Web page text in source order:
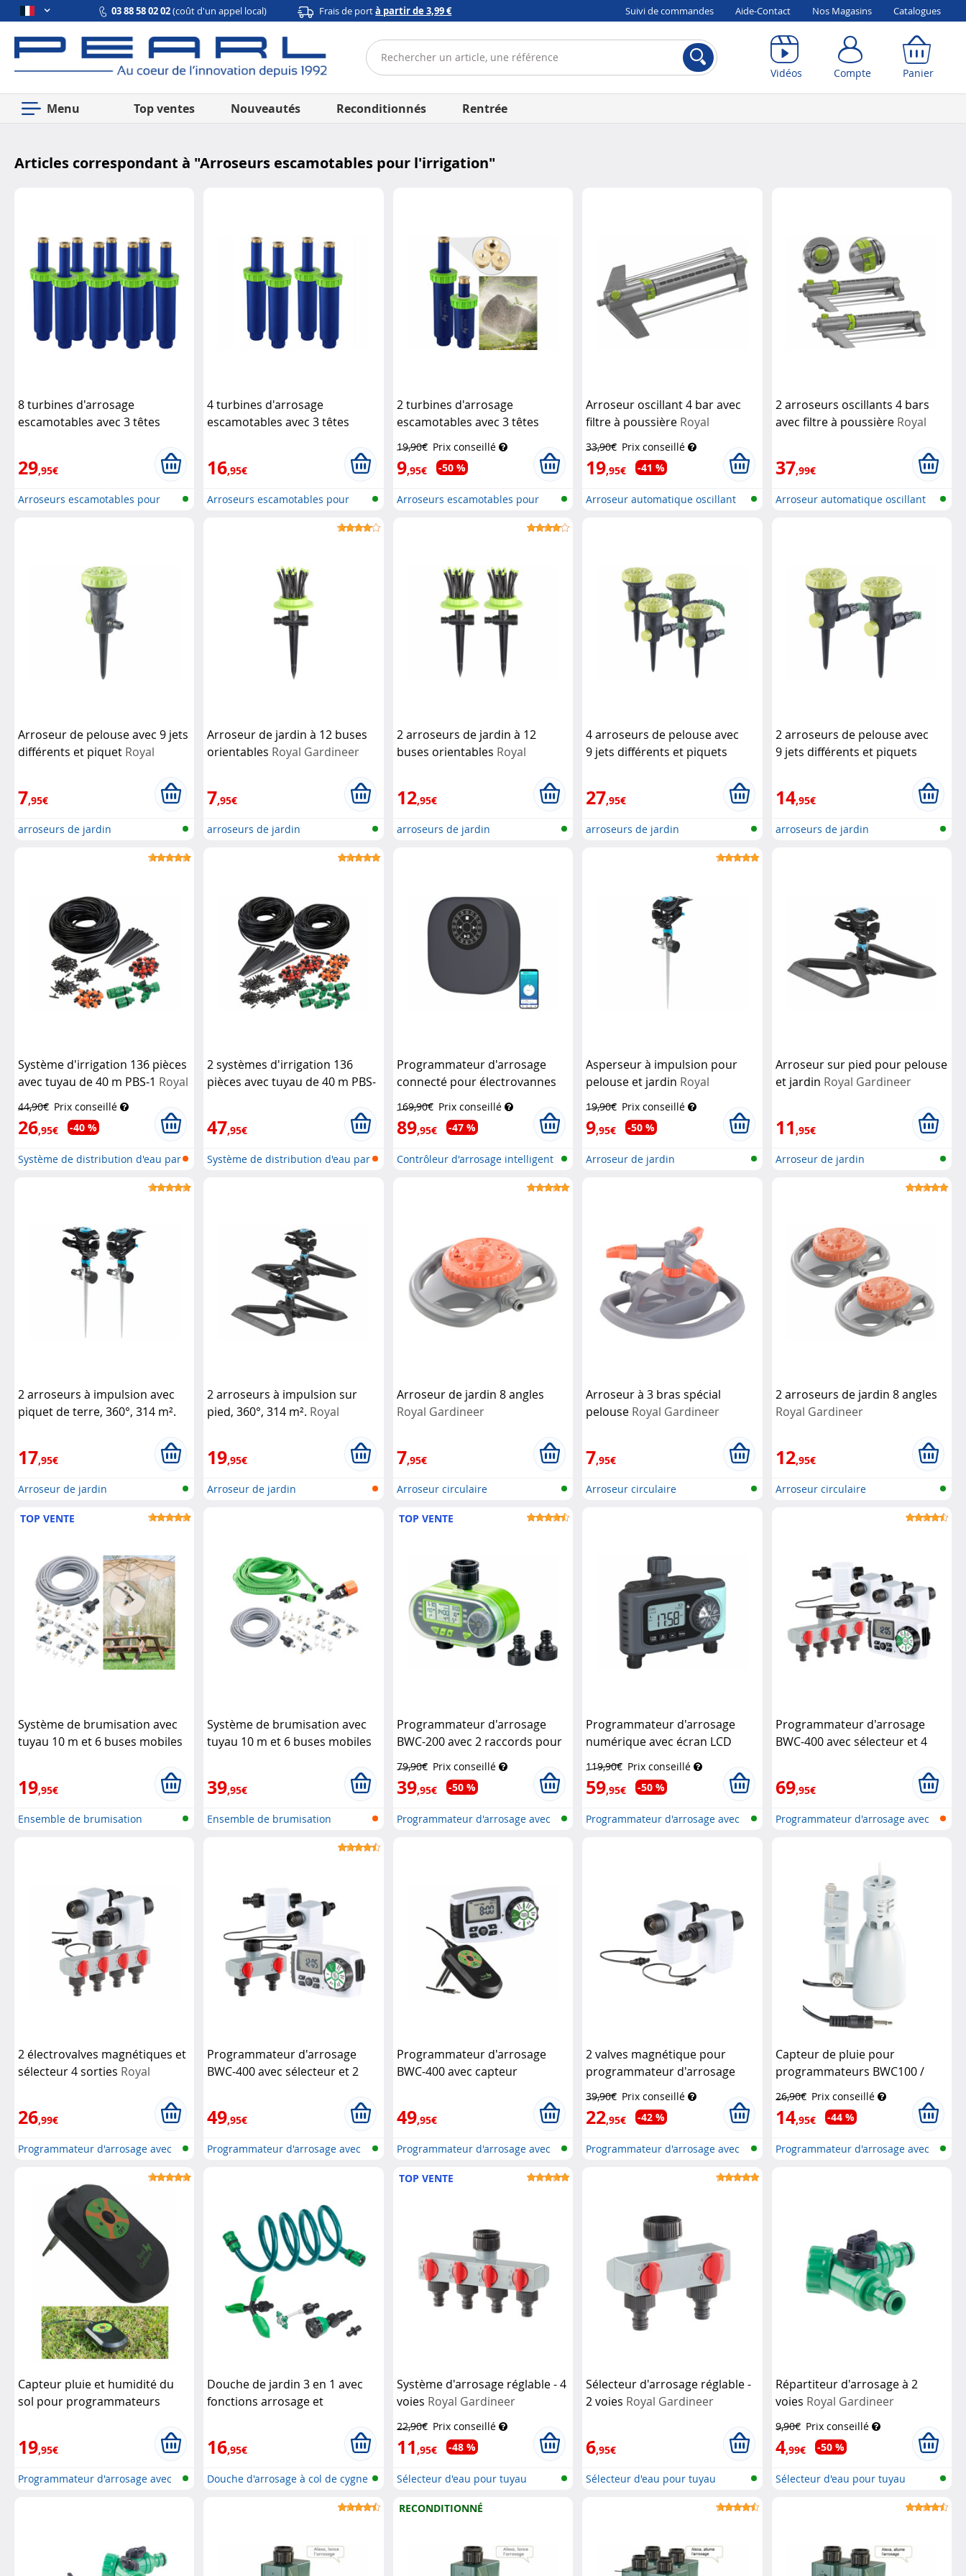
03 88 58 02 02(coût d'un appel local) Frais de portà partir de 3,99 € Suivi de commandes Aide-Contact Nos Magasins Catalogues
Vidéos Compte Panier
Menu Top ventes Nouveautés Reconditionnés Rentrée
Articles correspondant à "Arroseurs escamotables pour l'irrigation"
8 turbines d'arrosage
escamotables avec 3 têtes
29,95€
Arroseurs escamotables pour
4 turbines d'arrosage
escamotables avec 3 têtes
16,95€
Arroseurs escamotables pour
2 turbines d'arrosage
escamotables avec 3 têtes
Royal Gardineer
19,90€ Prix conseillé
9,95€ -50 %
Arroseurs escamotables pour
Arroseur oscillant 4 bar avec
filtre à poussière Royal
33,90€ Prix conseillé
19,95€ -41 %
Arroseur automatique oscillant
2 arroseurs oscillants 4 bars
avec filtre à poussière Royal
37,99€
Arroseur automatique oscillant
Arroseur de pelouse avec 9 jets
différents et piquet Royal
7,95€
arroseurs de jardin
Arroseur de jardin à 12 buses
orientables Royal Gardineer
7,95€
arroseurs de jardin
2 arroseurs de jardin à 12
buses orientables Royal
12,95€
arroseurs de jardin
4 arroseurs de pelouse avec
9 jets différents et piquets
27,95€
arroseurs de jardin
2 arroseurs de pelouse avec
9 jets différents et piquets
14,95€
arroseurs de jardin
Système d'irrigation 136 pièces
avec tuyau de 40 m PBS-1 Royal
44,90€ Prix conseillé
26,95€ -40 %
Système de distribution d'eau par
2 systèmes d'irrigation 136
pièces avec tuyau de 40 m PBS-
47,95€
Système de distribution d'eau par
Programmateur d'arrosage
connecté pour électrovannes
169,90€ Prix conseillé
89,95€ -47 %
Contrôleur d'arrosage intelligent
Asperseur à impulsion pour
pelouse et jardin Royal
19,90€ Prix conseillé
9,95€ -50 %
Arroseur de jardin
Arroseur sur pied pour pelouse
et jardin Royal Gardineer
11,95€
Arroseur de jardin
2 arroseurs à impulsion avec
piquet de terre, 360°, 314 m².
17,95€
Arroseur de jardin
2 arroseurs à impulsion sur
pied, 360°, 314 m². Royal
19,95€
Arroseur de jardin
Arroseur de jardin 8 angles
Royal Gardineer
7,95€
Arroseur circulaire
Arroseur à 3 bras spécial
pelouse Royal Gardineer
7,95€
Arroseur circulaire
2 arroseurs de jardin 8 angles
Royal Gardineer
12,95€
Arroseur circulaire
TOP VENTE
Système de brumisation avec
tuyau 10 m et 6 buses mobiles
19,95€
Ensemble de brumisation
Système de brumisation avec
tuyau 10 m et 6 buses mobiles
39,95€
Ensemble de brumisation
TOP VENTE
Programmateur d'arrosage
BWC-200 avec 2 raccords pour
Royal Gardineer
79,90€ Prix conseillé
39,95€ -50 %
Programmateur d'arrosage avec
Programmateur d'arrosage
numérique avec écran LCD
Royal Gardineer
119,90€ Prix conseillé
59,95€ -50 %
Programmateur d'arrosage avec
Programmateur d'arrosage
BWC-400 avec sélecteur et 4
69,95€
Programmateur d'arrosage avec
2 électrovalves magnétiques et
sélecteur 4 sorties Royal
26,99€
Programmateur d'arrosage avec
Programmateur d'arrosage
BWC-400 avec sélecteur et 2
49,95€
Programmateur d'arrosage avec
Programmateur d'arrosage
BWC-400 avec capteur
49,95€
Programmateur d'arrosage avec
2 valves magnétique pour
programmateur d'arrosage
Royal Gardineer
39,90€ Prix conseillé
22,95€ -42 %
Programmateur d'arrosage avec
Capteur de pluie pour
programmateurs BWC100 /
BWC200 / BWC400 Royal
Gardineer
26,90€ Prix conseillé
14,95€ -44 %
Programmateur d'arrosage avec
Capteur pluie et humidité du
sol pour programmateurs
19,95€
Programmateur d'arrosage avec
Douche de jardin 3 en 1 avec
fonctions arrosage et
16,95€
Douche d'arrosage à col de cygne
TOP VENTE
Système d'arrosage réglable - 4
voies Royal Gardineer
22,90€ Prix conseillé
11,95€ -48 %
Sélecteur d'eau pour tuyau
Sélecteur d'arrosage réglable -
2 voies Royal Gardineer
6,95€
Sélecteur d'eau pour tuyau
Répartiteur d'arrosage à 2
voies Royal Gardineer
9,90€ Prix conseillé
4,99€ -50 %
Sélecteur d'eau pour tuyau
RECONDITIONNÉ
Compte Panier